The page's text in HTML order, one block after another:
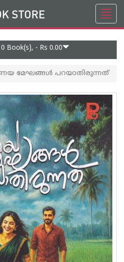
Book(s), - Rs 0.00
മേഘങ്ങൾ പറയാതിരുന്നത്